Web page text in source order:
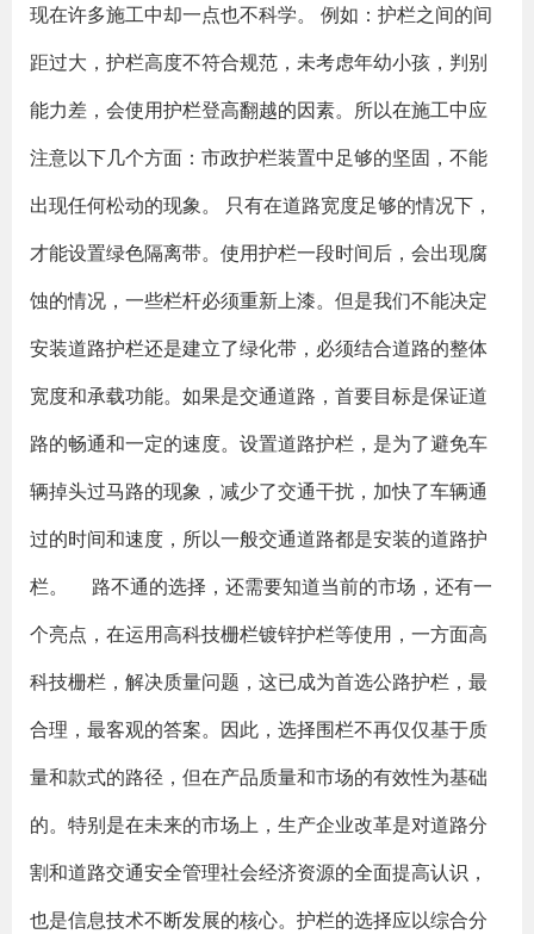
现在许多施工中却一点也不科学。 例如：护栏之间的间
距过大，护栏高度不符合规范，未考虑年幼小孩，判别
能力差，会使用护栏登高翻越的因素。所以在施工中应
注意以下几个方面：市政护栏装置中足够的坚固，不能
出现任何松动的现象。 只有在道路宽度足够的情况下，
才能设置绿色隔离带。使用护栏一段时间后，会出现腐
蚀的情况，一些栏杆必须重新上漆。但是我们不能决定
安装道路护栏还是建立了绿化带，必须结合道路的整体
宽度和承载功能。如果是交通道路，首要目标是保证道
路的畅通和一定的速度。设置道路护栏，是为了避免车
辆掉头过马路的现象，减少了交通干扰，加快了车辆通
过的时间和速度，所以一般交通道路都是安装的道路护
栏。 路不通的选择，还需要知道当前的市场，还有一
个亮点，在运用高科技栅栏镀锌护栏等使用，一方面高
科技栅栏，解决质量问题，这已成为首选公路护栏，最
合理，最客观的答案。因此，选择围栏不再仅仅基于质
量和款式的路径，但在产品质量和市场的有效性为基础
的。特别是在未来的市场上，生产企业改革是对道路分
割和道路交通安全管理社会经济资源的全面提高认识，
也是信息技术不断发展的核心。护栏的选择应以综合分